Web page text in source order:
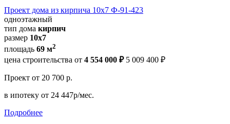
Проект дома из кирпича 10х7 Ф-91-423
одноэтажный
тип дома кирпич
размер 10х7
площадь 69 м2
цена строительства от 4 554 000 ₽ 5 009 400 ₽
Проект от 20 700 р.
в ипотеку от 24 447р/мес.
Подробнее